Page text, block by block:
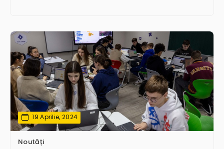
19 Aprilie, 2024
Noutăți